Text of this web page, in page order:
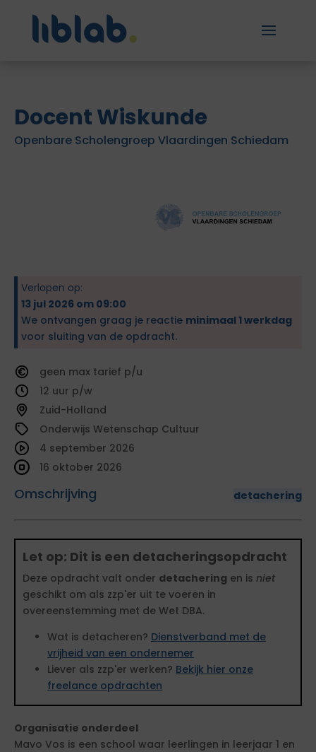
Docent Wiskunde
Openbare Scholengroep Vlaardingen Schiedam
Verlopen op:
13 jul 2026 om 09:00
We ontvangen graag je reactie minimaal 1 werkdag
voor sluiting van de opdracht.
geen
tarief
12
Zuid-Holland
Onderwijs Wetenschap Cultuur
Omschrijving detachering
4 september 2026
16 oktober 2026
Let op: Dit is een detacheringsopdracht
Deze opdracht valt onder detachering en is niet
geschikt om als zzp'er uit te voeren in
overeenstemming met de Wet DBA.
Wat is detacheren? Dienstverband met de
vrijheid van een ondernemer
Liever als zzp'er werken? Bekijk hier onze
freelance opdrachten
Organisatie onderdeel
Mavo Vos is een school waar leerlingen in leerjaar 1 en